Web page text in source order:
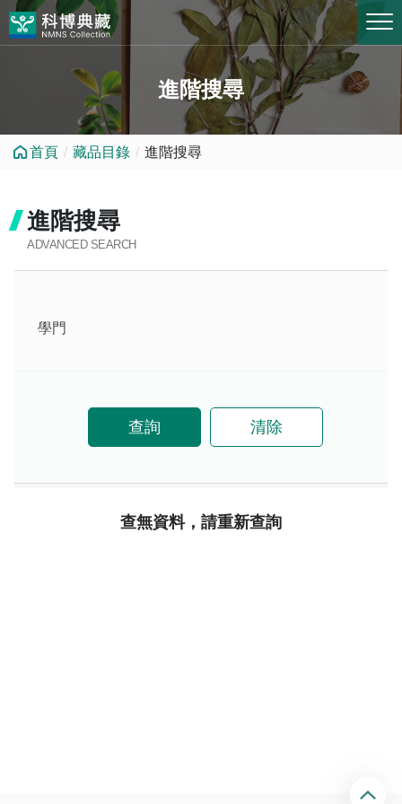
跳到中央內容區塊
進階搜尋
首頁 藏品目錄 進階搜尋
進階搜尋
ADVANCED SEARCH
學門
查詢 清除
查無資料，請重新查詢
回
頂
端